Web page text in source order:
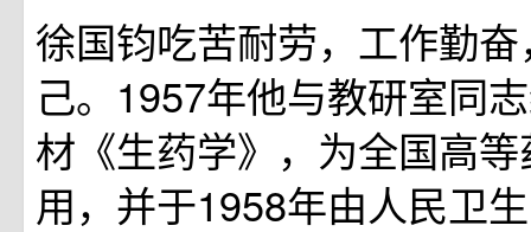
徐国钧吃苦耐劳，工作勤
己。1957年他与教研室同
材《生药学》，为全国高
用，并于1958年由人民卫